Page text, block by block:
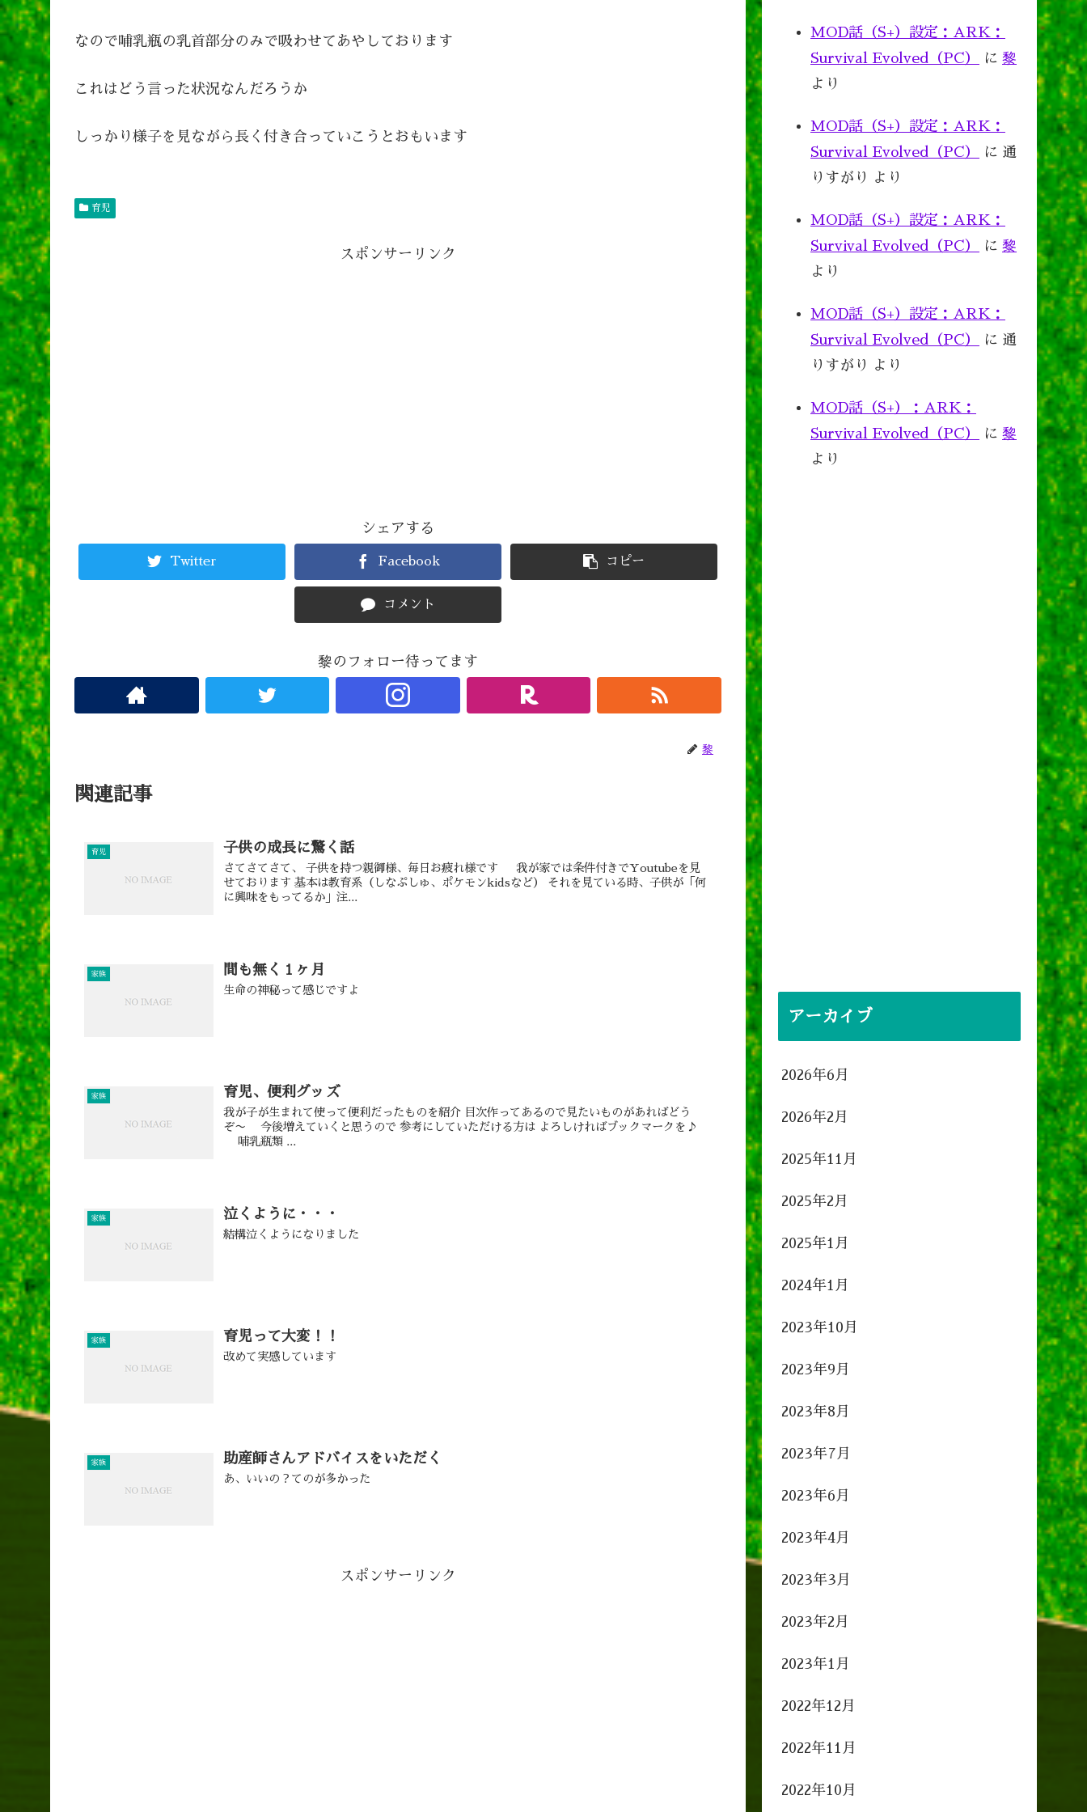
なので哺乳瓶の乳首部分のみで吸わせてあやしております
これはどう言った状況なんだろうか
しっかり様子を見ながら長く付き合っていこうとおもいます
育児
スポンサーリンク
シェアする
Twitter Facebook コピー
コメント
黎のフォロー待ってます
黎
関連記事
育児 子供の成長に驚く話
さてさてさて、 子供を持つ親御様、毎日お疲れ様です 我が家では条件付きでYoutubeを見
せております 基本は教育系（しなぷしゅ、ポケモンkidsなど） それを見ている時、子供が「何
に興味をもってるか」注...
家族 間も無く１ヶ月
生命の神秘って感じですよ
家族 育児、便利グッズ
我が子が生まれて使って便利だったものを紹介 目次作ってあるので見たいものがあればどう
ぞ〜 今後増えていくと思うので 参考にしていただける方は よろしければブックマークを♪
哺乳瓶類 ...
家族 泣くように・・・
結構泣くようになりました
家族 育児って大変！！
改めて実感しています
家族 助産師さんアドバイスをいただく
あ、いいの？てのが多かった
スポンサーリンク
MOD話（S+）設定：ARK：
Survival Evolved（PC）
に 黎
より
MOD話（S+）設定：ARK：
Survival Evolved（PC）
に 通
りすがり
より
MOD話（S+）設定：ARK：
Survival Evolved（PC）
に 黎
より
MOD話（S+）設定：ARK：
Survival Evolved（PC）
に 通
りすがり
より
MOD話（S+）：ARK：
Survival Evolved（PC）
に 黎
より
アーカイブ
2026年6月
2026年2月
2025年11月
2025年2月
2025年1月
2024年1月
2023年10月
2023年9月
2023年8月
2023年7月
2023年6月
2023年4月
2023年3月
2023年2月
2023年1月
2022年12月
2022年11月
2022年10月